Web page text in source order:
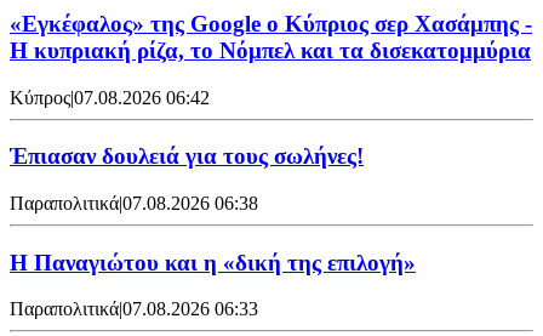
«Εγκέφαλος» της Google ο Κύπριος σερ Χασάμπης -
Η κυπριακή ρίζα, το Νόμπελ και τα δισεκατομμύρια
Κύπρος|07.08.2026 06:42
Έπιασαν δουλειά για τους σωλήνες!
Παραπολιτικά|07.08.2026 06:38
Η Παναγιώτου και η «δική της επιλογή»
Παραπολιτικά|07.08.2026 06:33